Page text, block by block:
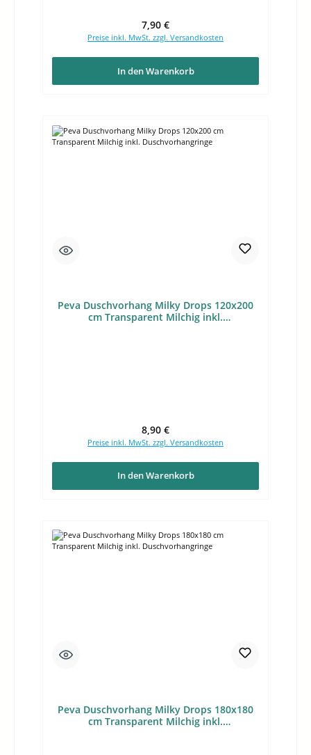
Regulärer Preis:
7,90 €
Preise inkl. MwSt. zzgl. Versandkosten
In den Warenkorb
Peva Duschvorhang Milky Drops 120x200
cm Transparent Milchig inkl.
Regulärer Preis:
8,90 €
Preise inkl. MwSt. zzgl. Versandkosten
In den Warenkorb
Peva Duschvorhang Milky Drops 180x180
cm Transparent Milchig inkl.